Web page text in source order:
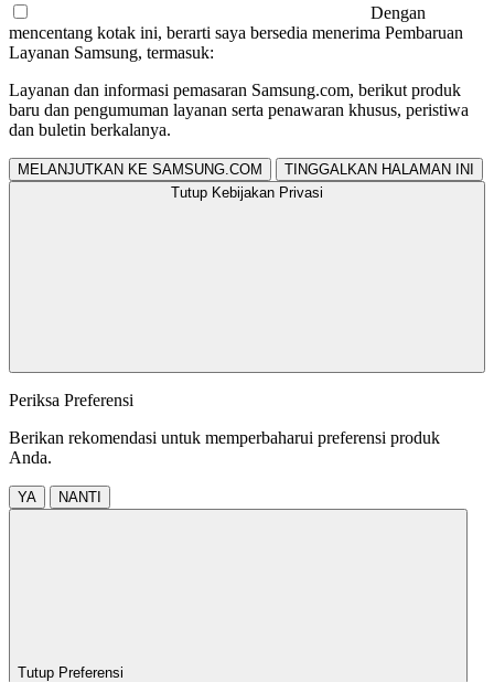
Dengan
mencentang kotak ini, berarti saya bersedia menerima Pembaruan
Layanan Samsung, termasuk:
Layanan dan informasi pemasaran Samsung.com, berikut produk
baru dan pengumuman layanan serta penawaran khusus, peristiwa
dan buletin berkalanya.
MELANJUTKAN KE SAMSUNG.COM
TINGGALKAN HALAMAN INI
Tutup Kebijakan Privasi
Periksa Preferensi
Berikan rekomendasi untuk memperbaharui preferensi produk
Anda.
YA NANTI
Tutup Preferensi